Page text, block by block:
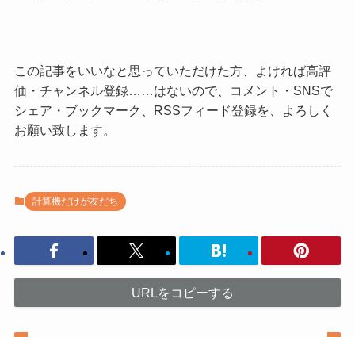
この記事をいいなと思っていただけた方、よければ高評
価・チャンネル登録……はないので、コメント・SNSで
シェア・ブックマーク、RSSフィード登録を、よろしく
お願い致します。
計算機だけが友だち
URLをコピーする